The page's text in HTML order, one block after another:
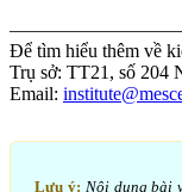
Để tìm hiểu thêm về
Trụ sở: TT21, số 204
​​​​​​​Email:
Lưu ý: Nội dung bài